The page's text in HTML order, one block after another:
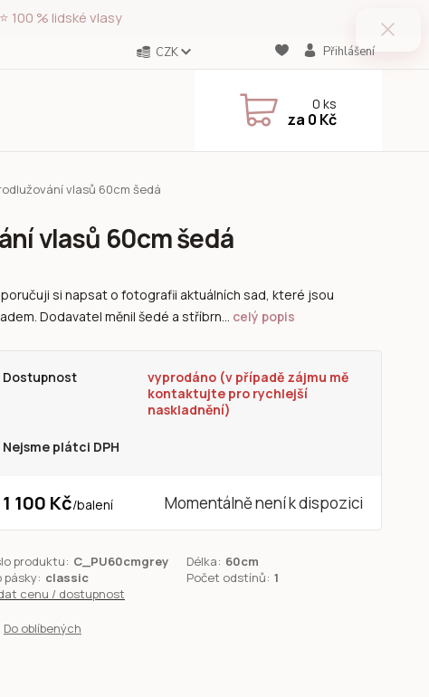
100 % lidské vlasy
CZK Přihlášení
0ks
za 0 Kč
vlasů 60cm šedá
vlasů 60cm šedá
si napsat o fotografii aktuálních sad, které jsou
Dodavatel měnil šedé a stříbrn... celý popis
Dostupnost
vyprodáno (v případě zájmu mě
kontaktujte pro rychlejší
naskladnění)
Nejsme plátci DPH
1 100 Kč/balení Momentálně není k dispozici
produktu: C_PU60cmgrey Délka: 60cm
pásky: classic Počet odstínů: 1
cenu / dostupnost
Do oblíbených